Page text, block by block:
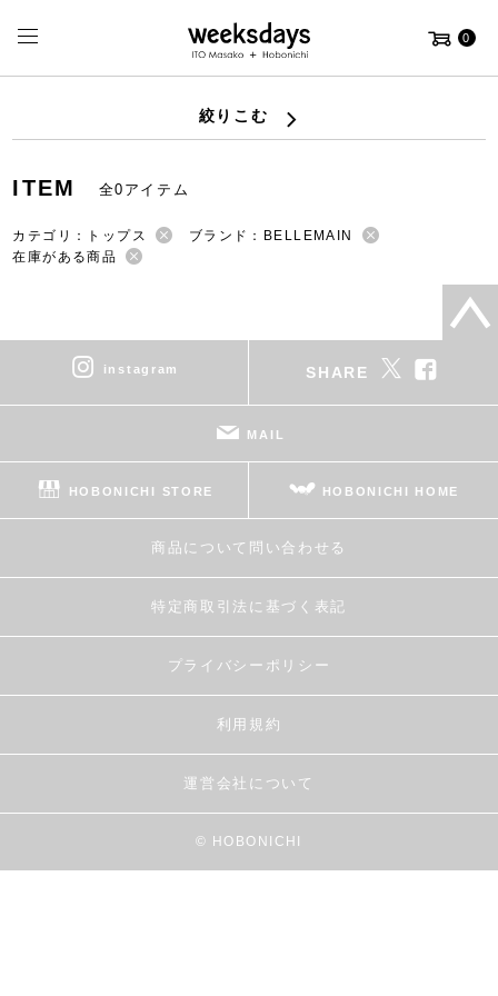
0
絞りこむ
ITEM 全0アイテム
カテゴリ：トップス
ブランド：BELLEMAIN
在庫がある商品
instagram SHARE
MAIL
HOBONICHI STORE HOBONICHI HOME
商品について問い合わせる
特定商取引法に基づく表記
プライバシーポリシー
利用規約
運営会社について
© HOBONICHI